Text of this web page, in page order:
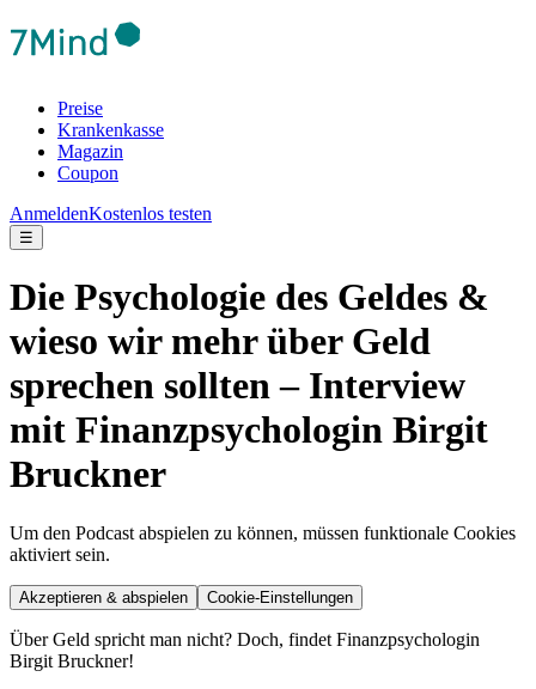
Preise
Krankenkasse
Magazin
Coupon
AnmeldenKostenlos testen
☰
Die Psychologie des Geldes &
wieso wir mehr über Geld
sprechen sollten – Interview
mit Finanzpsychologin Birgit
Bruckner
Um den Podcast abspielen zu können, müssen funktionale Cookies
aktiviert sein.
Akzeptieren & abspielen Cookie-Einstellungen
Über Geld spricht man nicht? Doch, findet Finanzpsychologin
Birgit Bruckner!